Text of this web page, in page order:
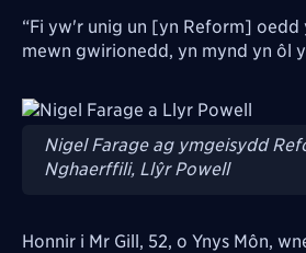
“Fi yw'r unig un [yn Reform] oedd
mewn gwirionedd, yn mynd yn ôl
Image
Nigel Farage ag ymgeisydd
Nghaerffili, Llŷr Powell
Honnir i Mr Gill, 52, o Ynys Môn,